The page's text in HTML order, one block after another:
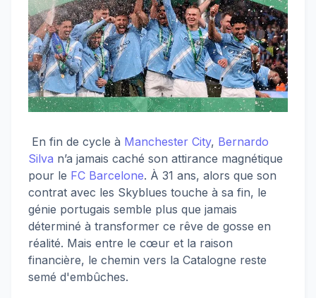
En fin de cycle à Manchester City, Bernardo
Silva n’a jamais caché son attirance magnétique
pour le FC Barcelone. À 31 ans, alors que son
contrat avec les Skyblues touche à sa fin, le
génie portugais semble plus que jamais
déterminé à transformer ce rêve de gosse en
réalité. Mais entre le cœur et la raison
financière, le chemin vers la Catalogne reste
semé d'embûches.